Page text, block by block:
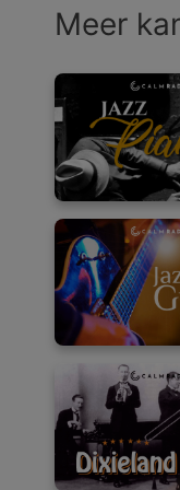
Meer